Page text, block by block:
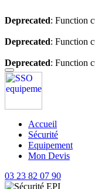
Deprecated: Function
Deprecated: Function
Deprecated: Function
Accueil
Sécurité
Equipement
Mon Devis
03 23 82 07 90